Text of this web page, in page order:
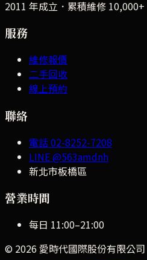
2011 年成立．累積維修 10,000+
服務
維修報價
二手回收
線上預約
聯絡
電話02-8252-7208
LINE@563amdnh
新北市板橋區
營業時間
每日 11:00–21:00
© 2026 愛時代國際股份有限公司